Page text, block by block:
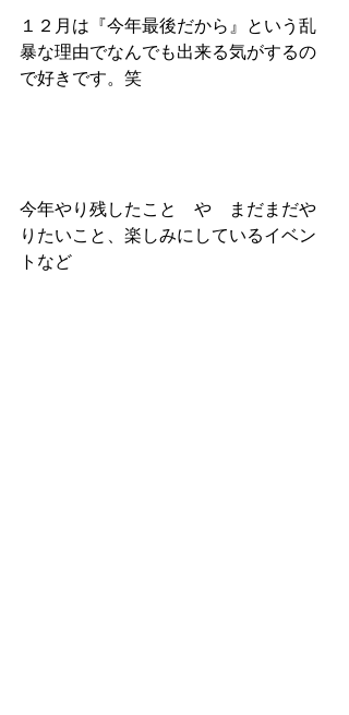
１２月は『今年最後だから』という乱
暴な理由でなんでも出来る気がするの
で好きです。笑
今年やり残したこと　や　まだまだや
りたいこと、楽しみにしているイベン
トなど